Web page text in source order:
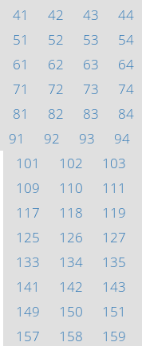
41
42 43 44
51
52 53 54
61
62 63 64
71
72 73 74
81
82 83 84
91
92 93 94
101
102 103
109
110 111
117
118 119
125
126 127
133
134 135
141
142 143
149
150 151
157
158 159